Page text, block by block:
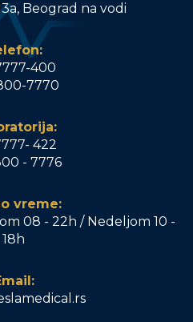
Beograd na vodi
400
7770
422
- 7776
vreme:
08 - 22h / Nedeljom 10 -
18h